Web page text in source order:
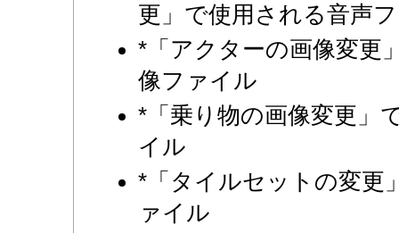
更」で使用される音声
*「アクターの画像変更
像ファイル
*「乗り物の画像変更」
イル
*「タイルセットの変更
ァイル